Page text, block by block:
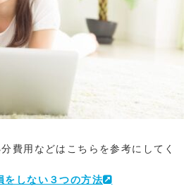
費用などはこちらを参考にしてく
をしない３つの方法